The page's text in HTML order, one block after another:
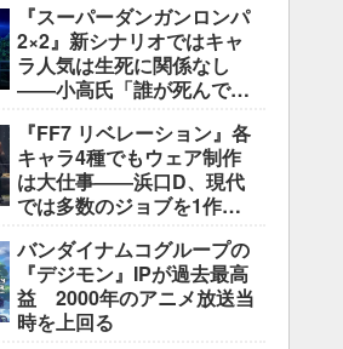
『スーパーダンガンロンパ
2×2』新シナリオではキャ
ラ人気は生死に関係なし
――小高氏「誰が死んでも
で」
『FF7 リベレーション』各
キャラ4種でもウェア制作
は大仕事――浜口D、現代
では多数のジョブを1作に
説明
バンダイナムコグループの
『デジモン』IPが過去最高
益 2000年のアニメ放送当
時を上回る